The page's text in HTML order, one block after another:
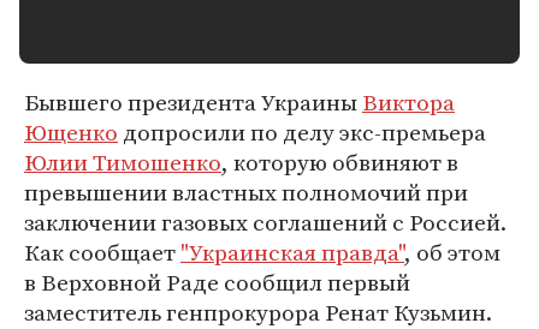
Бывшего президента УкраиныВиктора
Ющенко допросили по делу экс-премьера
Юлии Тимошенко, которую обвиняют в
превышении властных полномочий при
заключении газовых соглашений с Россией.
Как сообщает"Украинская правда", об этом
в Верховной Раде сообщил первый
заместитель генпрокурора Ренат Кузьмин.